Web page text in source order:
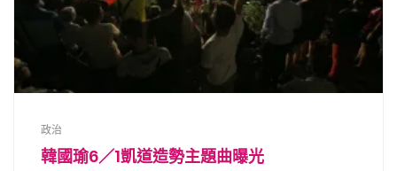
政治
韓國瑜6／1凱道造勢主題曲曝光